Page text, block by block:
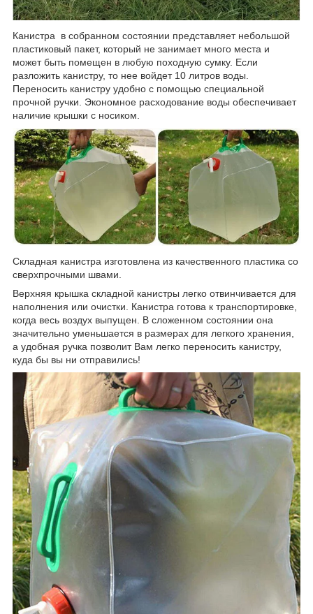
Канистра в собранном состоянии представляет небольшой
пластиковый пакет, который не занимает много места и
может быть помещен в любую походную сумку. Если
разложить канистру, то нее войдет 10 литров воды.
Переносить канистру удобно с помощью специальной
прочной ручки. Экономное расходование воды обеспечивает
наличие крышки с носиком.
Складная канистра изготовлена из качественного пластика со
сверхпрочными швами.
Верхняя крышка складной канистры легко отвинчивается для
наполнения или очистки. Канистра готова к транспортировке,
когда весь воздух выпущен. В сложенном состоянии она
значительно уменьшается в размерах для легкого хранения,
а удобная ручка позволит Вам легко переносить канистру,
куда бы вы ни отправились!